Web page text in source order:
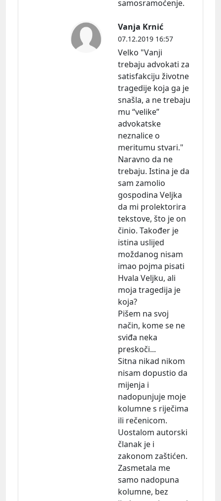
samosramoćenje.
Vanja Krnić
07.12.2019 16:57
Velko "Vanji
trebaju advokati za
satisfakciju životne
tragedije koja ga je
snašla, a ne trebaju
mu “velike”
advokatske
neznalice o
meritumu stvari."
Naravno da ne
trebaju. Istina je da
sam zamolio
gospodina Veljka
da mi prolektorira
tekstove, što je on
činio. Također je
istina uslijed
moždanog nisam
imao pojma pisati
Hvala Veljku, ali
moja tragedija je
koja?
Pišem na svoj
način, kome se ne
sviđa neka
preskoči...
Sitna nikad nikom
nisam dopustio da
mijenja i
nadopunjuje moje
kolumne s riječima
ili rečenicom.
Uostalom autorski
članak je i
zakonom zaštićen.
Zasmetala me
samo nadopuna
kolumne, bez